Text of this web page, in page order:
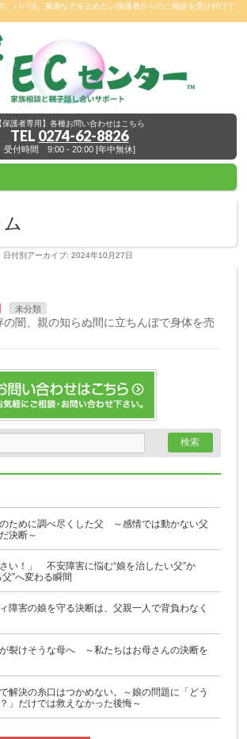
、パパ活、風俗などを止めたい保護者からのご相談を受け付けて
保護者専用】各種お問い合わせはこちら
TEL 0274-62-8826
受付時間 9:00 - 20:00 [年中無休]
日付別アーカイブ: 2024年10月27日
未分類
の闇、親の知らぬ間に立ちんぼで身体を売
ために調べ尽くした父 ～感情では動かない父
決断～
さい！」 不安障害に悩む“娘を治したい父”か
”へ変わる瞬間
障害の娘を守る決断は、父親一人で背負わなく
裂けそうな母へ ～私たちはお母さんの決断を
解決の糸口はつかめない。～娘の問題に「どう
」だけでは救えなかった後悔～